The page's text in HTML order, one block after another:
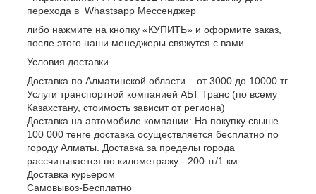
перехода в Whastsapp Мессенджер
либо нажмите на кнопку «КУПИТЬ» и оформите заказ,
после этого наши менеджеры свяжутся с вами.
Условия доставки
Доставка по Алматинской области – от 3000 до 10000 тг
Услуги транспортной компанией АБТ Транс (по всему
Казахстану, стоимость зависит от региона)
Доставка на автомобиле компании: На покупку свыше
100 000 тенге доставка осуществляется бесплатно по
городу Алматы. Доставка за пределы города
рассчитывается по километражу - 200 тг/1 км.
Доставка курьером
Самовывоз-Бесплатно